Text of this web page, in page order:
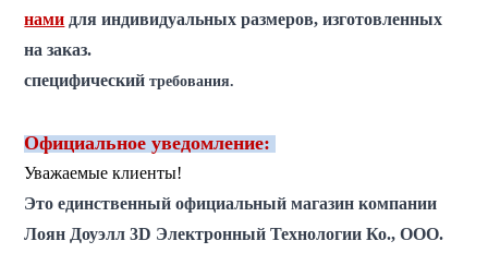
нами для индивидуальных размеров, изготовленных
на заказ.
специфическийтребования.
Официальное уведомление:
Уважаемые клиенты!
Это единственный официальный магазин компании
Лоян Доуэлл 3D Электронный Технологии Ко., ООО.